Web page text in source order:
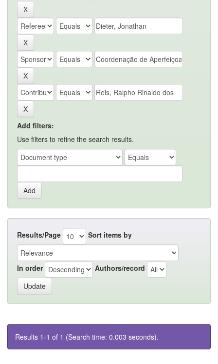
Add filters:
Use filters to refine the search results.
Results/Page Sort items by
In order Authors/record
Results 1-1 of 1 (Search time: 0.003 seconds).